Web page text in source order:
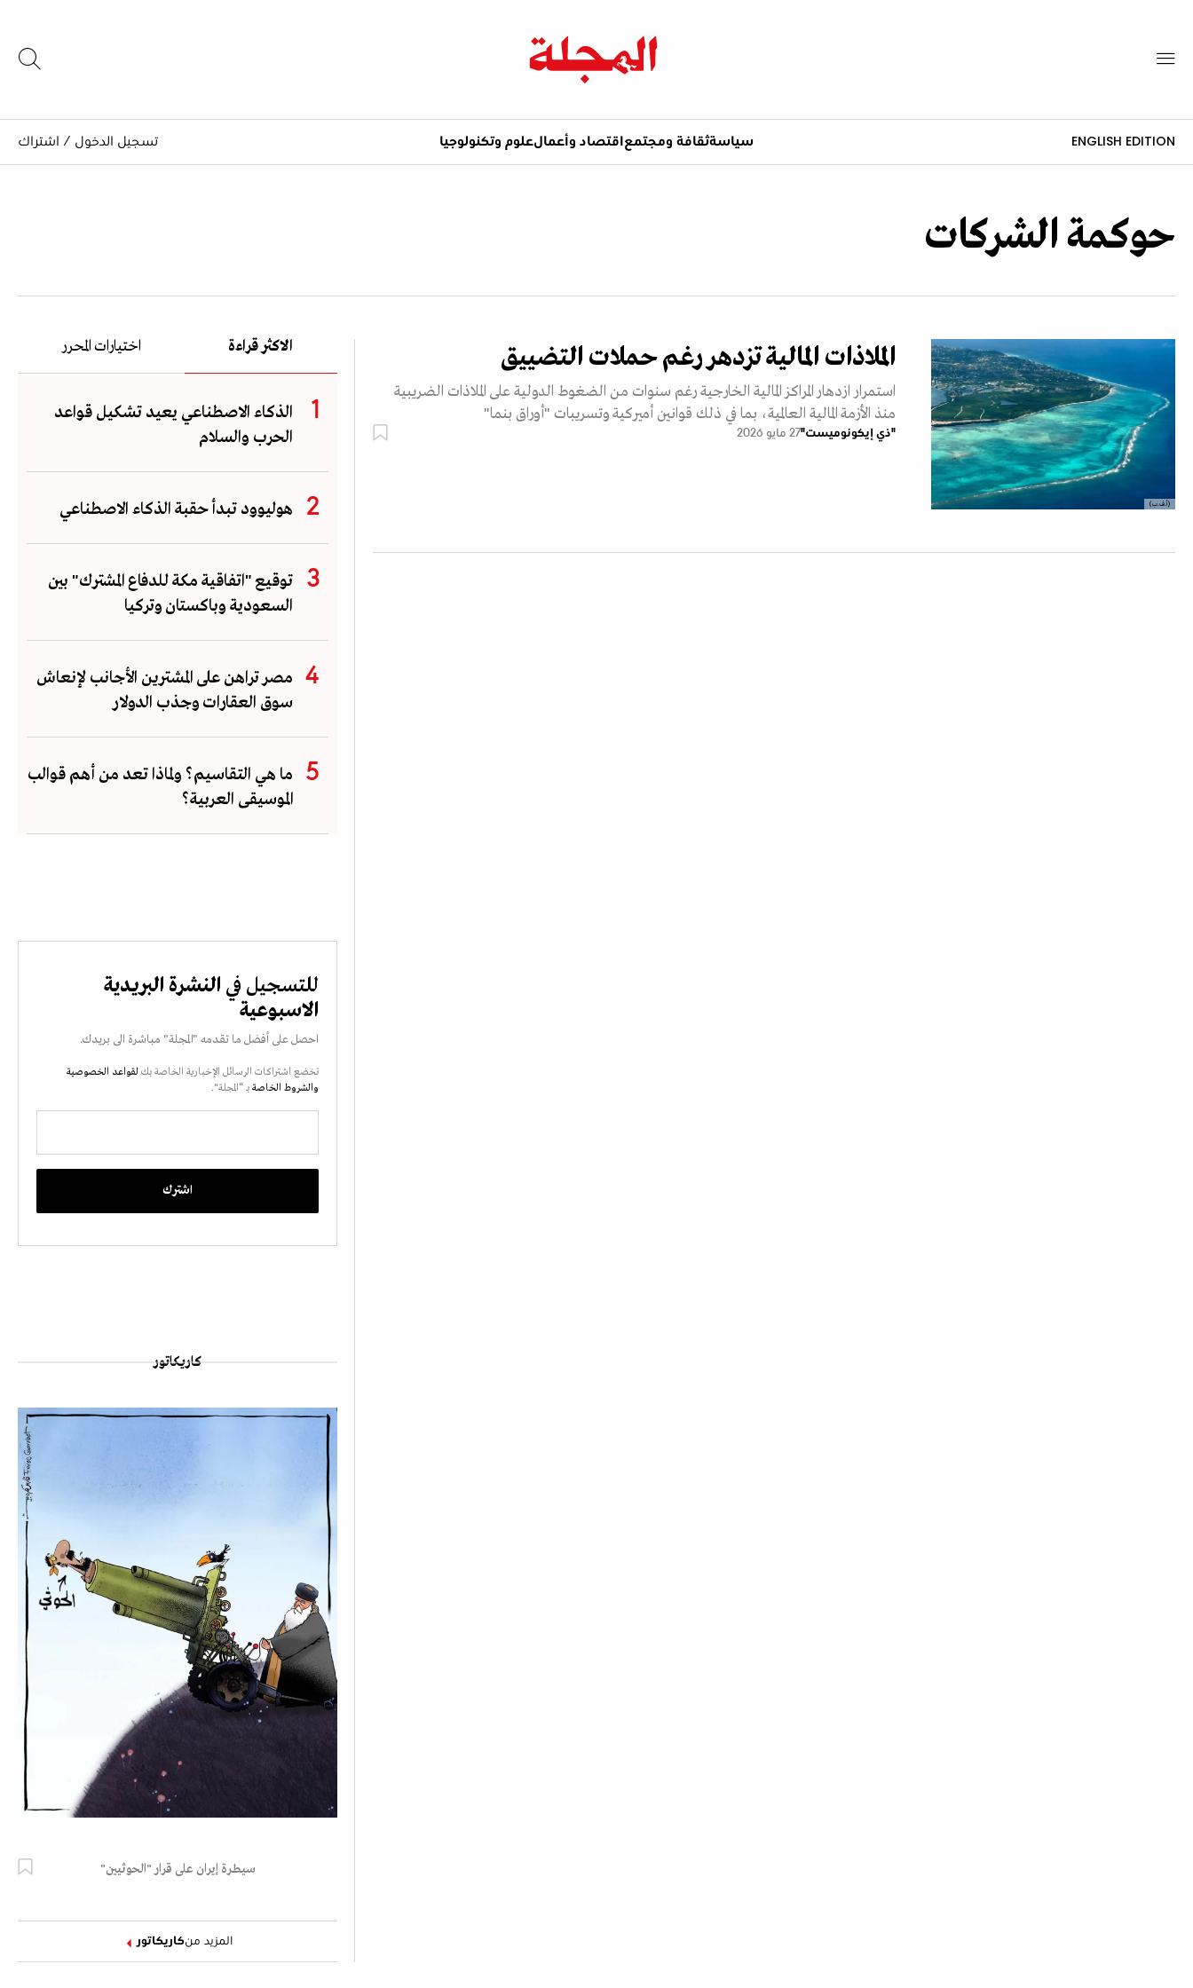
ENGLISH EDITION سياسةثقافة ومجتمع اقتصاد وأعمالعلوم وتكنولوجيا تسجيل الدخول / اشتراك
حوكمة الشركات
(أ.ف.ب)
الملاذات المالية تزدهر رغم حملات التضييق
استمرار ازدهار المراكز المالية الخارجية رغم سنوات من الضغوط الدولية على الملاذات الضريبية
منذ الأزمة المالية العالمية، بما في ذلك قوانين أميركية وتسريبات "أوراق بنما"
"ذي إيكونوميست"27 مايو 2026
الاكثر قراءة اختيارات المحرر
الذكاء الاصطناعي يعيد تشكيل قواعد
الحرب والسلام
هوليوود تبدأ حقبة الذكاء الاصطناعي
توقيع "اتفاقية مكة للدفاع المشترك" بين
السعودية وباكستان وتركيا
مصر تراهن على المشترين الأجانب لإنعاش
سوق العقارات وجذب الدولار
ما هي التقاسيم؟ ولماذا تعد من أهم قوالب
الموسيقى العربية؟
للتسجيل في النشرة البريدية
الاسبوعية
احصل على أفضل ما تقدمه "المجلة" مباشرة الى بريدك.
تخضع اشتراكات الرسائل الإخبارية الخاصة بك لقواعد الخصوصية
والشروط الخاصة بـ “المجلة".
كاريكاتور
سيطرة إيران على قرار "الحوثيين"
المزيد منكاريكاتور